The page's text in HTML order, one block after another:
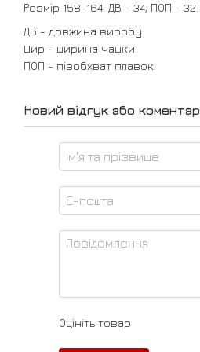
Розмір 158-164: ДВ - 34, ПОП - 32.
ДВ - довжина виробу.
Шир - ширина чашки.
ПОП - півобхват плавок.
Новий відгук або коментар
Оцініть товар